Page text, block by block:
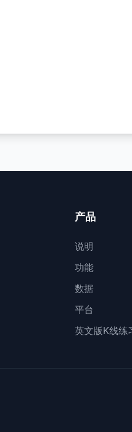
产品
说明
功能
数据
平台
英文版K线练